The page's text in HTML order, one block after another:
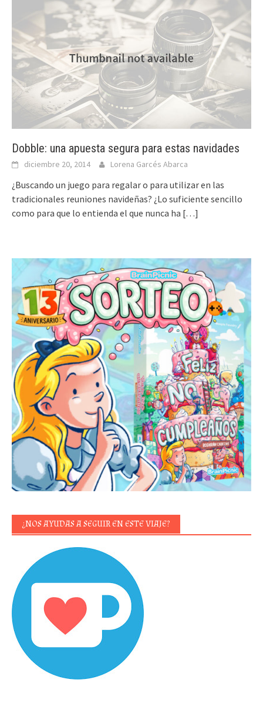
Dobble: una apuesta segura para estas navidades
diciembre 20, 2014 Lorena Garcés Abarca
¿Buscando un juego para regalar o para utilizar en las
tradicionales reuniones navideñas? ¿Lo suficiente sencillo
como para que lo entienda el que nunca ha […]
¿NOS AYUDAS A SEGUIR EN ESTE VIAJE?